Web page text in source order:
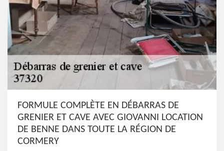
FORMULE COMPLÈTE EN DÉBARRAS DE
GRENIER ET CAVE AVEC GIOVANNI LOCATION
DE BENNE DANS TOUTE LA RÉGION DE
CORMERY